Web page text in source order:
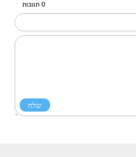
0 תגובות